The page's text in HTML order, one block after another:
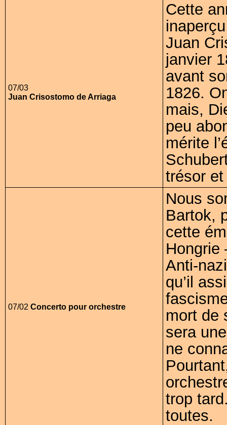
07/03
Juan Crisostomo de Arriaga
Cette
Juan
janvier
avant
1826.
mais,
peu
mérite
trésor
07/02 Concerto pour orchestre
Nous
Bartok,
cette
Hongrie
Anti-
qu’il
mort de
sera
ne
trop
toutes.